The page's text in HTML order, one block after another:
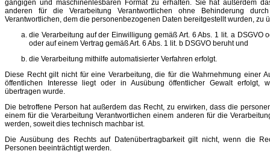
gängigen und maschinenlesbaren Format zu erhalten. Sie hat außerdem
anderen für die Verarbeitung Verantwortlichen ohne Behinderung
Verantwortlichen, dem die personenbezogenen Daten bereitgestellt wurden, zu
die Verarbeitung auf der Einwilligung gemäß Art. 6 Abs. 1 lit. a DSGVO
oder auf einem Vertrag gemäß Art. 6 Abs. 1 lit. b DSGVO beruht und
die Verarbeitung mithilfe automatisierter Verfahren erfolgt.
Diese Recht gilt nicht für eine Verarbeitung, die für die Wahrnehmung einer
öffentlichen Interesse liegt oder in Ausübung öffentlicher Gewalt erfolgt,
übertragen wurde.
Die betroffene Person hat außerdem das Recht, zu erwirken, dass die
einem für die Verarbeitung Verantwortlichen einem anderen für die
werden, soweit dies technisch machbar ist.
Die Ausübung des Rechts auf Datenübertragbarkeit gilt nicht, wenn die
Personen beeinträchtigt werden.